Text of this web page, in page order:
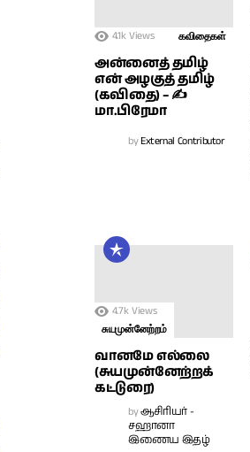
4.1k Views கவிதைகள்
அன்னைத் தமிழ்
என் அழகுத் தமிழ்
(கவிதை) – ✍
மா.பிரேமா
byExternal Contributor
4.7k Views
சுயமுன்னேற்றம்
வானமே எல்லை
(சுயமுன்னேற்றக்
கட்டுரை)
byஆசிரியர் -
சஹானா
இணைய இதழ்